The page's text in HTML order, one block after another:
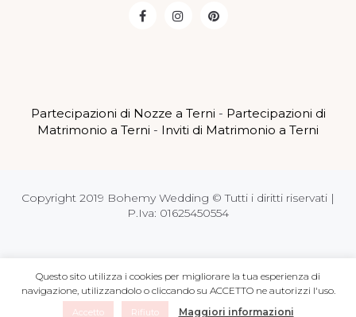
Partecipazioni di Nozze a Terni - Partecipazioni di
Matrimonio a Terni - Inviti di Matrimonio a Terni
Copyright 2019 Bohemy Wedding © Tutti i diritti riservati |
P.Iva: 01625450554
Questo sito utilizza i cookies per migliorare la tua esperienza di
navigazione, utilizzandolo o cliccando su ACCETTO ne autorizzi l'uso.
Accetto Rifiuto Maggiori informazioni